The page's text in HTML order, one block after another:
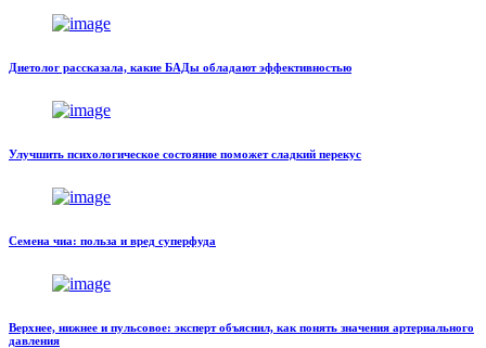
Диетолог рассказала, какие БАДы обладают эффективностью
Улучшить психологическое состояние поможет сладкий перекус
Семена чиа: польза и вред суперфуда
Верхнее, нижнее и пульсовое: эксперт объяснил, как понять значения артериального
давления